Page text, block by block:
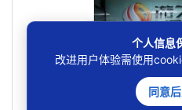
个人信息
改进用户体验需使用
同意